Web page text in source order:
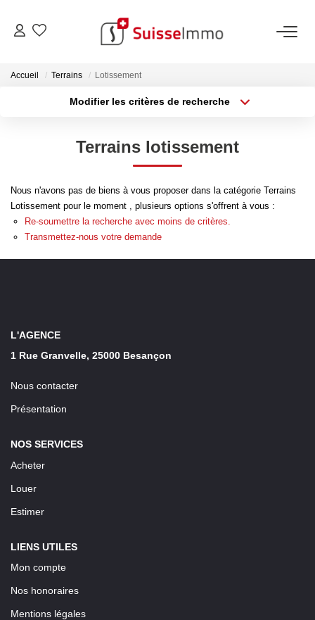
ACHETER
Découvrez Nos Biens À La Vente
Confiez-Nous La Recherche De Votre Bien À L'achat
VENDRE
Estimer Votre Bien En Ligne
Consultez Les Avis Clients
Confiez-Nous La Recherche De Votre Location
Accueil Terrains Lotissement
Modifier les critères de recherche
Budget max Plus de critères
Terrains lotissement
Nous n'avons pas de biens à vous proposer dans la catégorie Terrains
Lotissement pour le moment , plusieurs options s'offrent à vous :
Re-soumettre la recherche avec moins de critères.
Transmettez-nous votre demande
L'AGENCE
1 Rue Granvelle, 25000 Besançon
Nous contacter
Présentation
NOS SERVICES
Acheter
Louer
Estimer
LIENS UTILES
Mon compte
Nos honoraires
Mentions légales